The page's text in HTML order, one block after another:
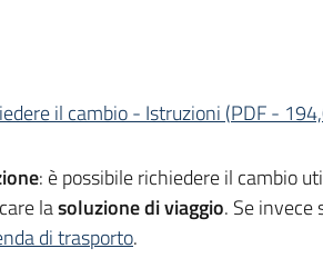
il cambio - Istruzioni (PDF-
: è possibile richiedere il cambio
lasoluzione di viaggio. Se invece
di trasporto.